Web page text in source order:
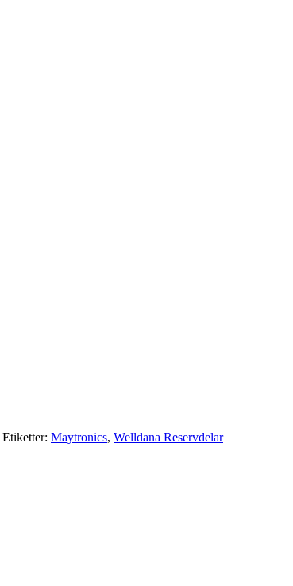
Etiketter: Maytronics, Welldana Reservdelar